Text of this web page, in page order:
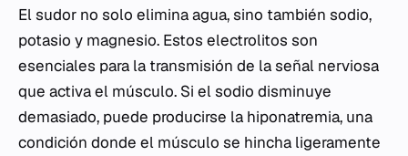
El sudor no solo elimina agua, sino también sodio,
potasio y magnesio. Estos electrolitos son
esenciales para la transmisión de la señal nerviosa
que activa el músculo. Si el sodio disminuye
demasiado, puede producirse la hiponatremia, una
condición donde el músculo se hincha ligeramente